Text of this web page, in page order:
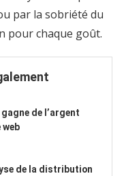
par la sobriété du
pour chaque goût.
de l’argent
web
de la distribution